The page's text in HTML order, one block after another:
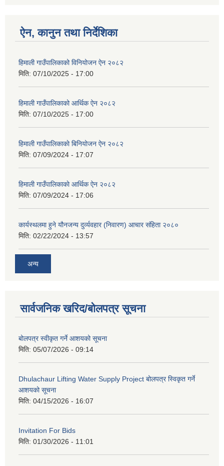
ऐन, कानुन तथा निर्देशिका
हिमाली गाउँपालिकाको विनियोजन ऐन २०८२
मिति: 07/10/2025 - 17:00
हिमाली गाउँपालिकाको आर्थिक ऐन २०८२
मिति: 07/10/2025 - 17:00
हिमाली गाउँपालिकाकाे बिनियोजन ऐन २०८२
मिति: 07/09/2024 - 17:07
हिमाली गाउँपालिकाकाे आर्थिक ऐन २०८२
मिति: 07/09/2024 - 17:06
कार्यस्थलमा हुने यौनजन्य दुर्व्यवहार (निवारण) आचार संहिता २०८०
मिति: 02/22/2024 - 13:57
अन्य
सार्वजनिक खरिद/बोलपत्र सूचना
बोलपत्र स्वीकृत गर्ने आशयको सूचना
मिति: 05/07/2026 - 09:14
Dhulachaur Lifting Water Supply Project बोलपत्र स्विकृत गर्ने
आशयको सूचना
मिति: 04/15/2026 - 16:07
Invitation For Bids
मिति: 01/30/2026 - 11:01